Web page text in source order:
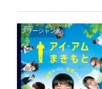
フリージャンル